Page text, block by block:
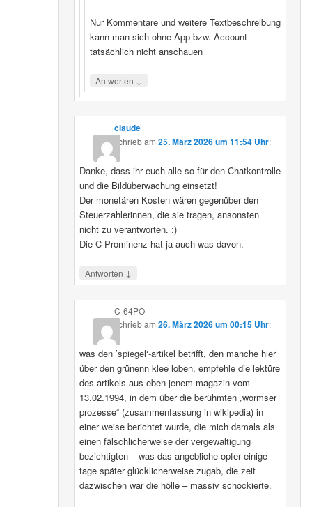
Nur Kommentare und weitere Textbeschreibung
kann man sich ohne App bzw. Account
tatsächlich nicht anschauen
Antworten ↓
claude
schriebam 25. März 2026 um 11:54 Uhr:
Danke, dass ihr euch alle so für den Chatkontrolle
und die Bildüberwachung einsetzt!
Der monetären Kosten wären gegenüber den
Steuerzahlerinnen, die sie tragen, ansonsten
nicht zu verantworten. :)
Die C-Prominenz hat ja auch was davon.
Antworten ↓
C-64PO
schriebam 26. März 2026 um 00:15 Uhr:
was den ’spiegel‘-artikel betrifft, den manche hier
über den grünenn klee loben, empfehle die lektüre
des artikels aus eben jenem magazin vom
13.02.1994, in dem über die berühmten „wormser
prozesse“ (zusammenfassung in wikipedia) in
einer weise berichtet wurde, die mich damals als
einen fälschlicherweise der vergewaltigung
bezichtigten – was das angebliche opfer einige
tage später glücklicherweise zugab, die zeit
dazwischen war die hölle – massiv schockierte.